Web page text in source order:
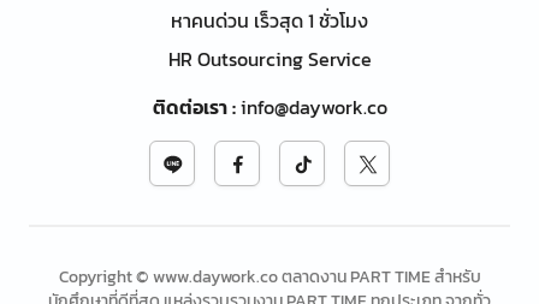
หาคนด่วน เร็วสุด 1 ชั่วโมง
HR Outsourcing Service
ติดต่อเรา:info@daywork.co
Copyright © www.daywork.co ตลาดงาน PART TIME สำหรับ